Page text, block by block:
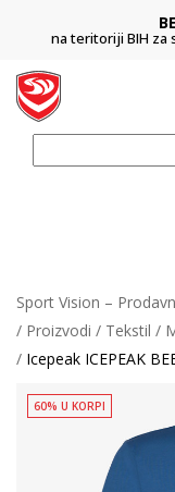
na teritoriji BIH za
Sport Vision –
Proizvodi
Tekstil
Icepeak ICEPEAK
60% U KORPI